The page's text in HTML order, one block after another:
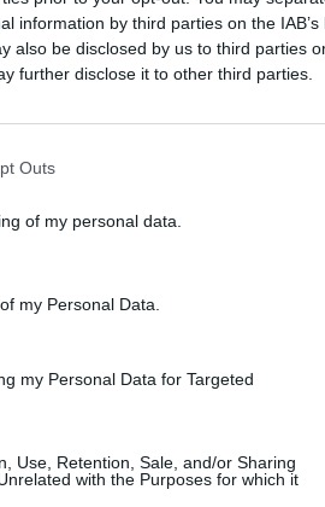
information by third parties on the
also be disclosed by us to third parties
further disclose it to other third parties.
Outs
of my personal data.
my Personal Data.
my Personal Data for Targeted
Use, Retention, Sale, and/or Sharing
with the Purposes for which it
tüntessenek ki.
többször ülésezett.